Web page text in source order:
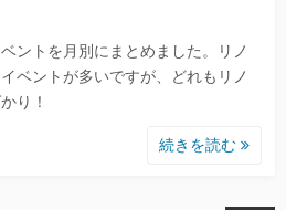
ントを月別にまとめました。リノ
ベントが多いですが、どれもリノ
り！
続きを読む